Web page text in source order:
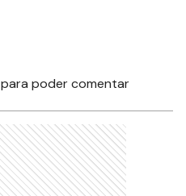
para poder comentar